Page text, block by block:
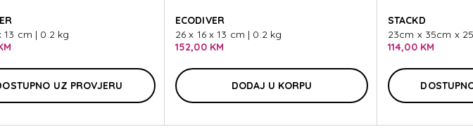
13 cm | 0.2 kg
UZ PROVJERU
ECODIVER
26 x 16 x 13 cm | 0.2 kg
152,00 KM
DODAJ U KORPU
STACKD
23cm x 35cm x
114,00 KM